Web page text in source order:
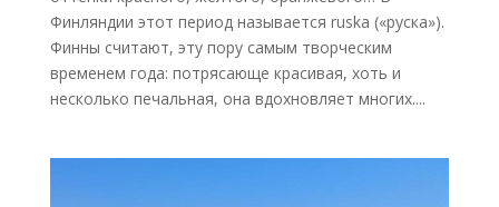
Финляндии этот период называется ruska («руска»).
Финны считают, эту пору самым творческим
временем года: потрясающе красивая, хоть и
несколько печальная, она вдохновляет многих....